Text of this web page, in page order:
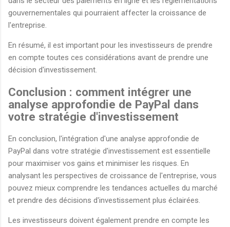
gouvernementales qui pourraient affecter la croissance de
l'entreprise.
En résumé, il est important pour les investisseurs de prendre
en compte toutes ces considérations avant de prendre une
décision d'investissement.
Conclusion : comment intégrer une
analyse approfondie de PayPal dans
votre stratégie d'investissement
En conclusion, l'intégration d'une analyse approfondie de
PayPal dans votre stratégie d'investissement est essentielle
pour maximiser vos gains et minimiser les risques. En
analysant les perspectives de croissance de l'entreprise, vous
pouvez mieux comprendre les tendances actuelles du marché
et prendre des décisions d'investissement plus éclairées.
Les investisseurs doivent également prendre en compte les